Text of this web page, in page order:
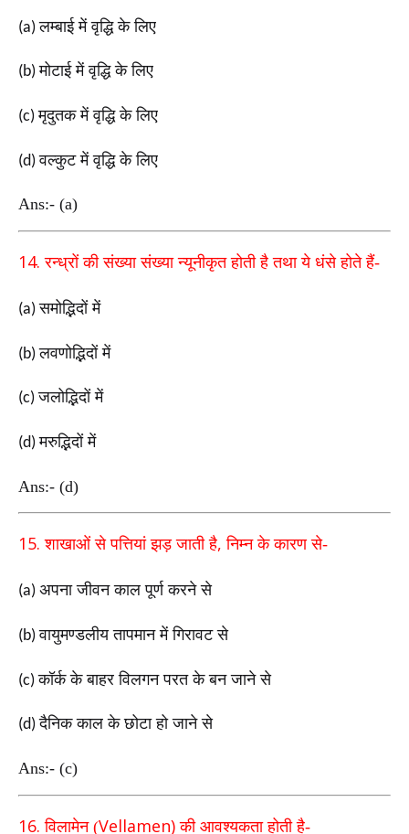
(a)लम्बाई में वृद्धि के लिए
(b)मोटाई में वृद्धि के लिए
(c)मृदुतक में वृद्धि के लिए
(d)वल्कुट में वृद्धि के लिए
Ans:- (a)
14.रन्ध्रों की संख्या संख्या न्यूनीकृत होती है तथा ये धंसे होते हैं-
(a)समोद्भिदों में
(b)लवणोद्भिदों में
(c)जलोद्भिदों में
(d)मरुद्भिदों में
Ans:- (d)
15.शाखाओं से पत्तियां झड़ जाती है,निम्न के कारण से-
(a) अपना जीवन काल पूर्ण करने से
(b)वायुमण्डलीय तापमान में गिरावट से
(c)कॉर्क के बाहर विलगन परत के बन जाने से
(d)दैनिक काल के छोटा हो जाने से
Ans:- (c)
16.विलामेन (Vellamen)की आवश्यकता होती है-